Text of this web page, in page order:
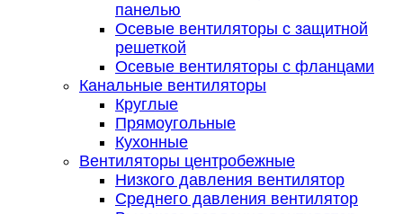
панелью
Осевые вентиляторы с защитной
решеткой
Осевые вентиляторы с фланцами
Канальные вентиляторы
Круглые
Прямоугольные
Кухонные
Вентиляторы центробежные
Низкого давления вентилятор
Среднего давления вентилятор